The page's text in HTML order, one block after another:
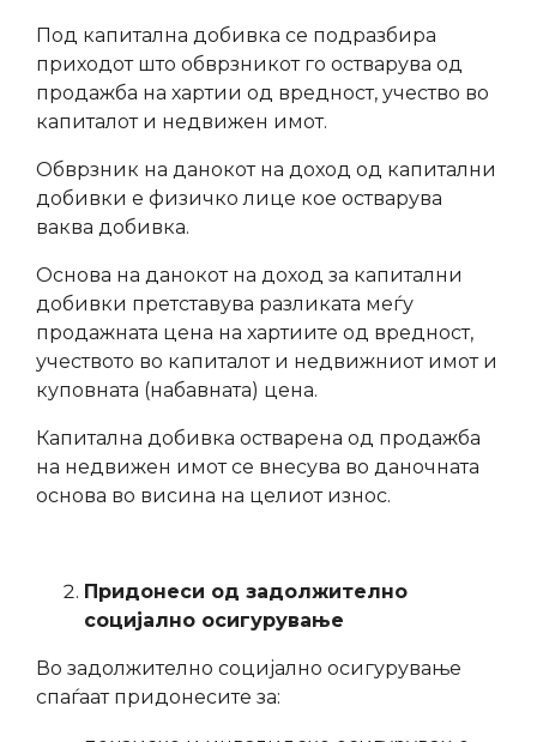
Под капитална добивка се подразбира
приходот што обврзникот го остварува од
продажба на хартии од вредност, учество во
капиталот и недвижен имот.
Обврзник на данокот на доход од капитални
добивки е физичко лице кое остварува
ваква добивка.
Основа на данокот на доход за капитални
добивки претставува разликата меѓу
продажната цена на хартиите од вредност,
учеството во капиталот и недвижниот имот и
куповната (набавната) цена.
Капитална добивка остварена од продажба
на недвижен имот се внесува во даночната
основа во висина на целиот износ.
Придонеси од задолжително
социјално осигурување
Во задолжително социјално осигурување
спаѓаат придонесите за: